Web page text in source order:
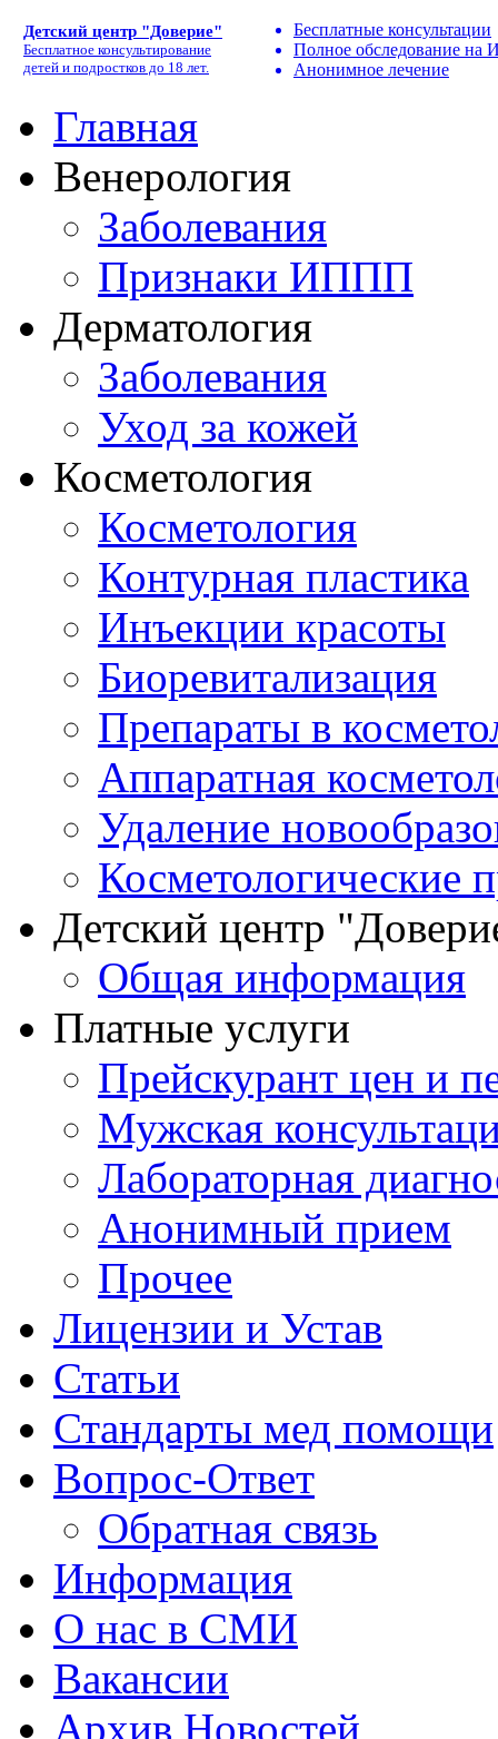
Детский центр "Доверие"
Бесплатное консультирование
детей и подростков до 18 лет.
Бесплатные консультации
Полное обследование
Анонимное лечение
Главная
Венерология
Заболевания
Признаки ИППП
Дерматология
Заболевания
Уход за кожей
Косметология
Косметология
Контурная пластика
Инъекции красоты
Биоревитализация
Препараты в
Аппаратная
Удаление
Косметологические
Детский центр
Общая информация
Платные услуги
Прейскурант цен и
Мужская
Лабораторная
Анонимный прием
Прочее
Лицензии и Устав
Статьи
Стандарты мед помощи
Вопрос-Ответ
Обратная связь
Информация
О нас в СМИ
Вакансии
Архив Новостей